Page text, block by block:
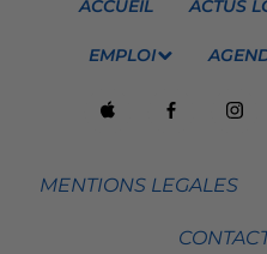
ACCUEIL ACTUS
EMPLOI
MENTIONS LEGALES